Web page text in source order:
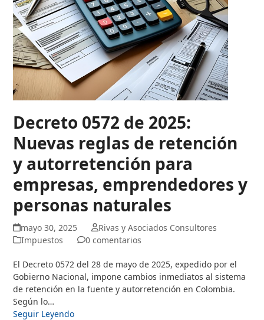
Decreto 0572 de 2025:
Nuevas reglas de retención
y autorretención para
empresas, emprendedores y
personas naturales
mayo 30, 2025
Rivas y Asociados Consultores
Impuestos
0 comentarios
El Decreto 0572 del 28 de mayo de 2025, expedido por el
Gobierno Nacional, impone cambios inmediatos al sistema
de retención en la fuente y autorretención en Colombia.
Según lo…
Seguir Leyendo